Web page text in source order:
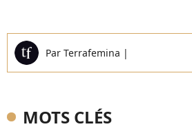
Par Terrafemina |
MOTS CLÉS